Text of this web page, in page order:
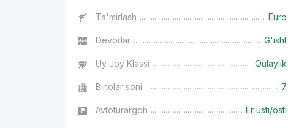
Ta'mirlash Euro
Devorlar G'isht
Uy-Joy Klassi Qulaylik
Binolar soni 7
Avtoturargoh Er usti/osti